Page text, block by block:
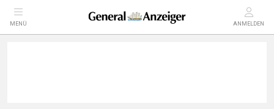
MENÜ ANMELDEN